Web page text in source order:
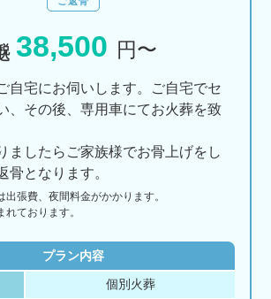
38,500 円〜
自宅にお伺いします。ご自宅でセ
、その後、専用車にてお火葬を致
ましたらご家族様でお骨上げをし
骨となります。
出張費、夜間料金がかかります。
ております。
プラン内容
個別火葬